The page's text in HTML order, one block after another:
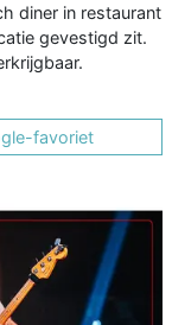
diner in restaurant
gevestigd zit.
favoriet